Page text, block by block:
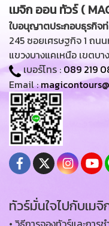
เมจิก ออน ทัวร์ (
ใบอนุญาตประกอบธุรกิจท่
245 ซอยเศรษฐกิจ 1 ถน
แขวงบางแคเหนือ เขตบ
เบอร์โทร :089 219
Email :
ทัวร์มั่นใจไปกับเม